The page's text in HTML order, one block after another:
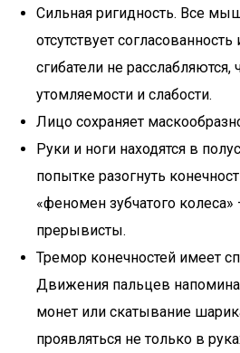
Сильная ригидность. Все
отсутствует
сгибатели не
утомляемости и слабости.
Лицо сохраняет
Руки и ноги находятся в
попытке разогнуть
«феномен зубчатого
прерывисты.
Тремор конечностей имеет
Движения пальцев
монет или скатывание
проявляться не только в